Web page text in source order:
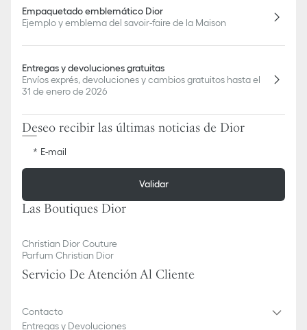
Empaquetado emblemático Dior
Ejemplo y emblema del savoir-faire de la Maison
Entregas y devoluciones gratuitas
Envíos exprés, devoluciones y cambios gratuitos hasta el
31 de enero de 2026
Deseo recibir las últimas noticias de Dior
E-mail
Validar
Las Boutiques Dior
Christian Dior Couture
Parfum Christian Dior
Servicio De Atención Al Cliente
Contacto
Entregas y Devoluciones